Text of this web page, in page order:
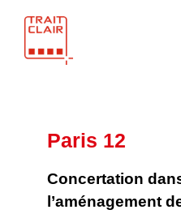
Paris 12
Concertation
l’aménagement